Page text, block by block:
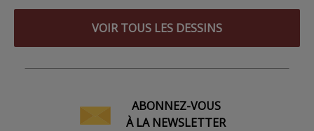
VOIR TOUS LES DESSINS
ABONNEZ-VOUS
À LA NEWSLETTER